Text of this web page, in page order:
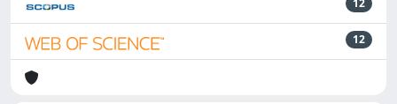
12
12